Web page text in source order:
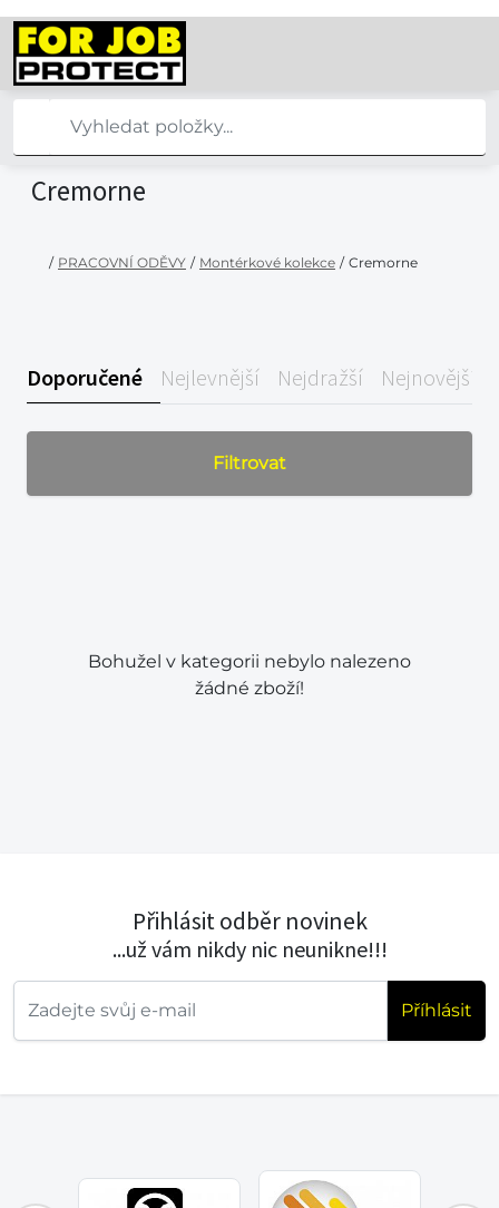
Cremorne
/ PRACOVNÍ ODĚVY / Montérkové kolekce / Cremorne
Doporučené Nejlevnější Nejdražší Nejnovější
Filtrovat
Bohužel v kategorii nebylo nalezeno
žádné zboží!
Přihlásit odběr novinek
...už vám nikdy nic neunikne!!!
Příhlásit